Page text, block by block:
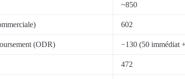
~850
602
(ODR) −130 (50 immédiat
472